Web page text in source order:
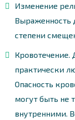
Изменение
Выраженность
степени
Кровотечение.
практически
Опасность
могут быть не
внутренними.